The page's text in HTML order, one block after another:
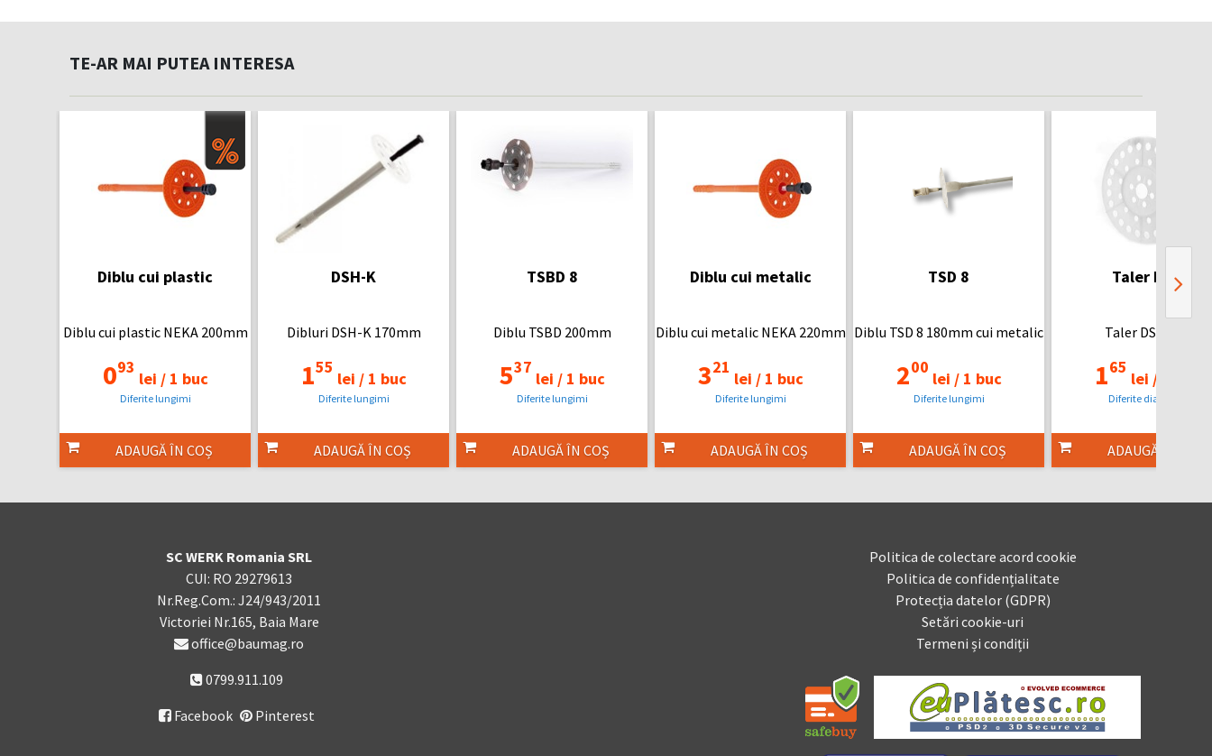
TE-AR MAI PUTEA INTERESA
Diblu cui plastic
Diblu cui plastic NEKA 200mm
093
lei /1 buc
Diferite lungimi
ADAUGĂ ÎN COȘ
DSH-K
Dibluri DSH-K 170mm
155
lei /1 buc
Diferite lungimi
ADAUGĂ ÎN COȘ
TSBD 8
Diblu TSBD 200mm
537
lei /1 buc
Diferite lungimi
ADAUGĂ ÎN COȘ
Diblu cui metalic
Diblu cui metalic NEKA 220mm
321
lei /1 buc
Diferite lungimi
ADAUGĂ ÎN COȘ
TSD 8
Diblu TSD 8 180mm cui metalic
200
lei /1 buc
Diferite lungimi
ADAUGĂ ÎN COȘ
Taler DSB
Taler DSB 140
165
lei /
Diferite diametre
ADAUGĂ ÎN COȘ
SC WERK Romania SRL
CUI: RO 29279613
Nr.Reg.Com.: J24/943/2011
Victoriei Nr.165, Baia Mare
office@baumag.ro
0799.911.109
 Facebook Pinterest
Politica de colectare acord cookie
Politica de confidențialitate
Protecția datelor (GDPR)
Setări cookie-uri
Termeni și condiții